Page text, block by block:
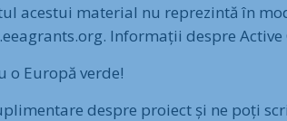
acestui material nu reprezintă în
Informații despre
o Europă verde!
despre proiect și ne poți